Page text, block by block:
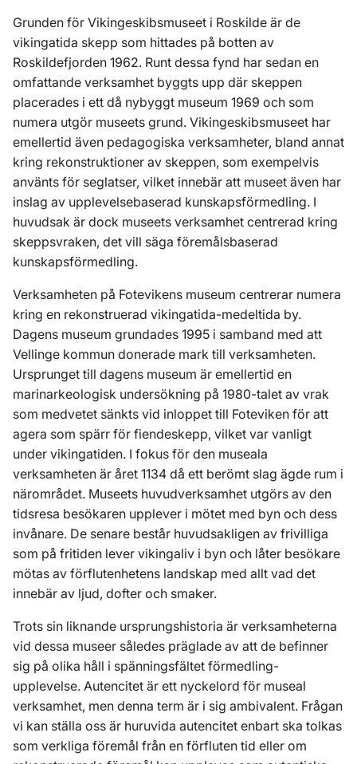
Grunden för Vikingeskibsmuseet i Roskilde är de
vikingatida skepp som hittades på botten av
Roskildefjorden 1962. Runt dessa fynd har sedan en
omfattande verksamhet byggts upp där skeppen
placerades i ett då nybyggt museum 1969 och som
numera utgör museets grund. Vikingeskibsmuseet har
emellertid även pedagogiska verksamheter, bland annat
kring rekonstruktioner av skeppen, som exempelvis
använts för seglatser, vilket innebär att museet även har
inslag av upplevelsebaserad kunskapsförmedling. I
huvudsak är dock museets verksamhet centrerad kring
skeppsvraken, det vill säga föremålsbaserad
kunskapsförmedling.
Verksamheten på Fotevikens museum centrerar numera
kring en rekonstruerad vikingatida-medeltida by.
Dagens museum grundades 1995 i samband med att
Vellinge kommun donerade mark till verksamheten.
Ursprunget till dagens museum är emellertid en
marinarkeologisk undersökning på 1980-talet av vrak
som medvetet sänkts vid inloppet till Foteviken för att
agera som spärr för fiendeskepp, vilket var vanligt
under vikingatiden. I fokus för den museala
verksamheten är året 1134 då ett berömt slag ägde rum i
närområdet. Museets huvudverksamhet utgörs av den
tidsresa besökaren upplever i mötet med byn och dess
invånare. De senare består huvudsakligen av frivilliga
som på fritiden lever vikingaliv i byn och låter besökare
mötas av förflutenhetens landskap med allt vad det
innebär av ljud, dofter och smaker.
Trots sin liknande ursprungshistoria är verksamheterna
vid dessa museer således präglade av att de befinner
sig på olika håll i spänningsfältet förmedling-
upplevelse. Autencitet är ett nyckelord för museal
verksamhet, men denna term är i sig ambivalent. Frågan
vi kan ställa oss är huruvida autencitet enbart ska tolkas
som verkliga föremål från en förfluten tid eller om